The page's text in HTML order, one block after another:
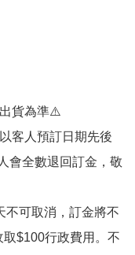
貨為準⚠️
客人預訂日期先後
會全數退回訂金，敬
可取消，訂金將不
$100行政費用。不